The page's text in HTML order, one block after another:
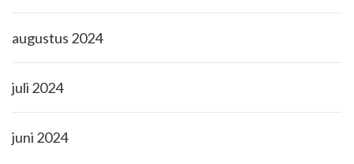
augustus 2024
juli 2024
juni 2024